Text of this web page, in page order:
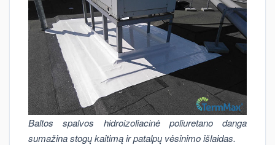
Baltos spalvos hidroizoliacinė poliuretano danga
sumažina stogų kaitimą ir patalpų vėsinimo išlaidas.